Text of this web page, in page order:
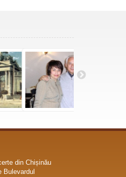
din Chișinău
Bulevardul